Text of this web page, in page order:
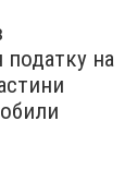
на